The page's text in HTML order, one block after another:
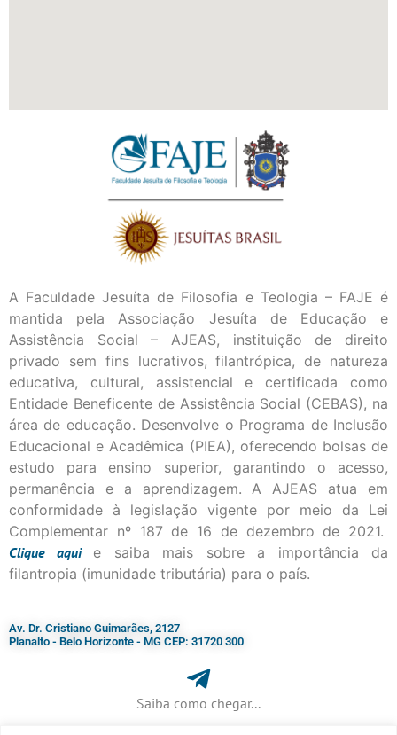
A Faculdade Jesuíta de Filosofia e Teologia – FAJE é
mantida pela Associação Jesuíta de Educação e
Assistência Social – AJEAS, instituição de direito
privado sem fins lucrativos, filantrópica, de natureza
educativa, cultural, assistencial e certificada como
Entidade Beneficente de Assistência Social (CEBAS), na
área de educação. Desenvolve o Programa de Inclusão
Educacional e Acadêmica (PIEA), oferecendo bolsas de
estudo para ensino superior, garantindo o acesso,
permanência e a aprendizagem. A AJEAS atua em
conformidade à legislação vigente por meio da Lei
Complementar nº 187 de 16 de dezembro de 2021.
Cliqueaqui
e saiba mais sobre a importância da
filantropia (imunidade tributária) para o país.
Av. Dr. Cristiano Guimarães, 2127
Planalto - Belo Horizonte - MG CEP: 31720 300
Saiba como chegar...